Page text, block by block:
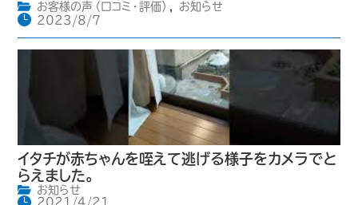
お客様の声（口コミ・評価） ,
お知らせ
2023/8/7
イタチが赤ちゃんを咥えて逃げる様子をカメラでと
らえました。
お知らせ
2021/4/21